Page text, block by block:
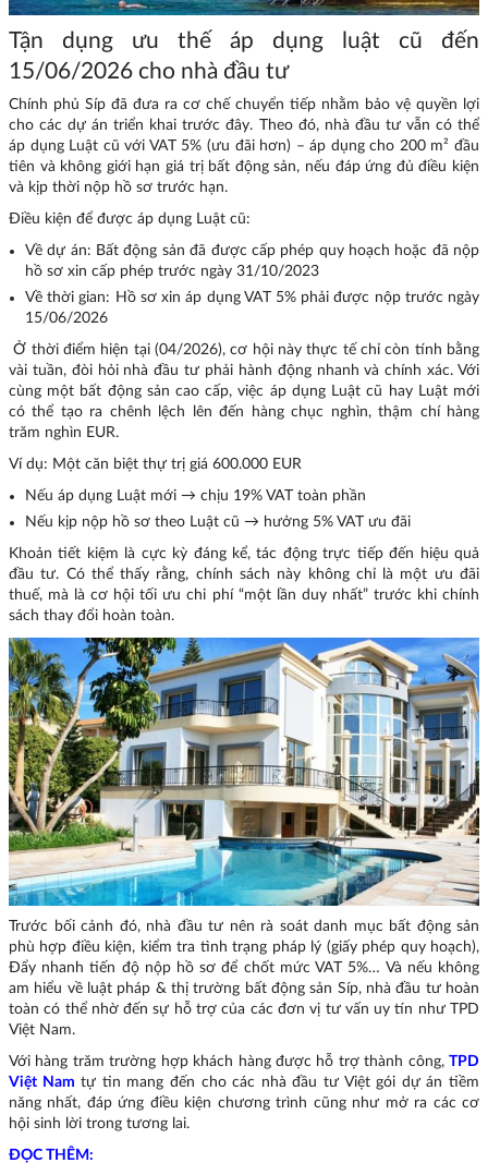
Tận dụng ưu thế áp dụng luật cũ đến
15/06/2026 cho nhà đầu tư
Chính phủ Síp đã đưa ra cơ chế chuyển tiếp nhằm bảo vệ quyền lợi
cho các dự án triển khai trước đây. Theo đó, nhà đầu tư vẫn có thể
áp dụng Luật cũ với VAT 5% (ưu đãi hơn) – áp dụng cho 200 m² đầu
tiên và không giới hạn giá trị bất động sản, nếu đáp ứng đủ điều kiện
và kịp thời nộp hồ sơ trước hạn.
Điều kiện để được áp dụng Luật cũ:
Về dự án: Bất động sản đã được cấp phép quy hoạch hoặc đã nộp
hồ sơ xin cấp phép trước ngày 31/10/2023
Về thời gian: Hồ sơ xin áp dụng VAT 5% phải được nộp trước ngày
15/06/2026
Ở thời điểm hiện tại (04/2026), cơ hội này thực tế chỉ còn tính bằng
vài tuần, đòi hỏi nhà đầu tư phải hành động nhanh và chính xác. Với
cùng một bất động sản cao cấp, việc áp dụng Luật cũ hay Luật mới
có thể tạo ra chênh lệch lên đến hàng chục nghìn, thậm chí hàng
trăm nghìn EUR.
Ví dụ: Một căn biệt thự trị giá 600.000 EUR
Nếu áp dụng Luật mới → chịu 19% VAT toàn phần
Nếu kịp nộp hồ sơ theo Luật cũ → hưởng 5% VAT ưu đãi
Khoản tiết kiệm là cực kỳ đáng kể, tác động trực tiếp đến hiệu quả
đầu tư. Có thể thấy rằng, chính sách này không chỉ là một ưu đãi
thuế, mà là cơ hội tối ưu chi phí “một lần duy nhất” trước khi chính
sách thay đổi hoàn toàn.
Trước bối cảnh đó, nhà đầu tư nên rà soát danh mục bất động sản
phù hợp điều kiện, kiểm tra tình trạng pháp lý (giấy phép quy hoạch),
Đẩy nhanh tiến độ nộp hồ sơ để chốt mức VAT 5%… Và nếu không
am hiểu về luật pháp & thị trường bất động sản Síp, nhà đầu tư hoàn
toàn có thể nhờ đến sự hỗ trợ của các đơn vị tư vấn uy tín như TPD
Việt Nam.
Với hàng trăm trường hợp khách hàng được hỗ trợ thành công, TPD
Việt Nam tự tin mang đến cho các nhà đầu tư Việt gói dự án tiềm
năng nhất, đáp ứng điều kiện chương trình cũng như mở ra các cơ
hội sinh lời trong tương lai.
ĐỌC THÊM: